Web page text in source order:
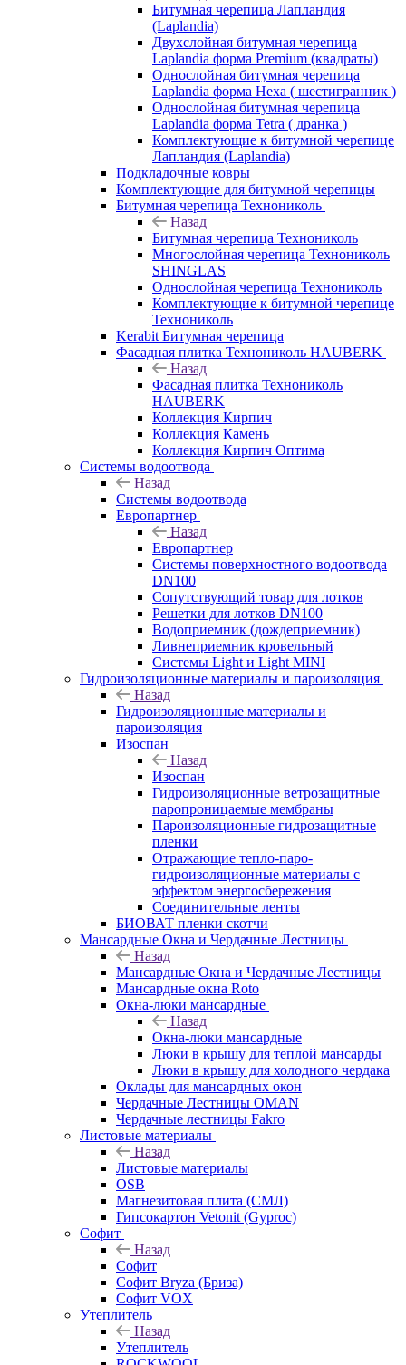
Битумная черепица Лапландия
(Laplandia)
Двухслойная битумная черепица
Laplandia форма Premium (квадраты)
Однослойная битумная черепица
Laplandia форма Hexa ( шестигранник )
Однослойная битумная черепица
Laplandia форма Tetra ( дранка )
Комплектующие к битумной черепице
Лапландия (Laplandia)
Подкладочные ковры
Комплектующие для битумной черепицы
Битумная черепица Технониколь
Назад
Битумная черепица Технониколь
Многослойная черепица Технониколь
SHINGLAS
Однослойная черепица Технониколь
Комплектующие к битумной черепице
Технониколь
Kerabit Битумная черепица
Фасадная плитка Технониколь HAUBERK
Назад
Фасадная плитка Технониколь
HAUBERK
Кол​лекция Кирпич
Кол​лекция Камень
Коллекция Кирпич Оптима
Системы водоотвода
Назад
Системы водоотвода
Европартнер
Назад
Европартнер
Системы поверхностного водоотвода
DN100
Сопутствующий товар для лотков
Решетки для лотков DN100
Водоприемник (дождеприемник)
Ливнеприемник кровельный
Системы Light и Light MINI
Гидроизоляционные материалы и пароизоляция
Назад
Гидроизоляционные материалы и
пароизоляция
Изоспан
Назад
Изоспан
Гидроизоляционные ветрозащитные
паропроницаемые мембраны
Пароизоляционные гидрозащитные
пленки
Отражающие тепло-паро-
гидроизоляционные материалы с
эффектом энергосбережения
Соединительные ленты
БИОВАТ пленки скотчи
Мансардные Окна и Чердачные Лестницы
Назад
Мансардные Окна и Чердачные Лестницы
Мансардные окна Roto
Окна-люки мансардные
Назад
Окна-люки мансардные
Люки в крышу для теплой мансарды
Люки в крышу для холодного чердака
Оклады для мансардных окон
Чердачные Лестницы OMAN
Чердачные лестницы Fakro
Листовые материалы
Назад
Листовые материалы
OSB
Магнезитовая плита (СМЛ)
Гипсокартон Vetonit (Gyproc)
Софит
Назад
Софит
Софит Bryza (Бриза)
Софит VOX
Утеплитель
Назад
Утеплитель